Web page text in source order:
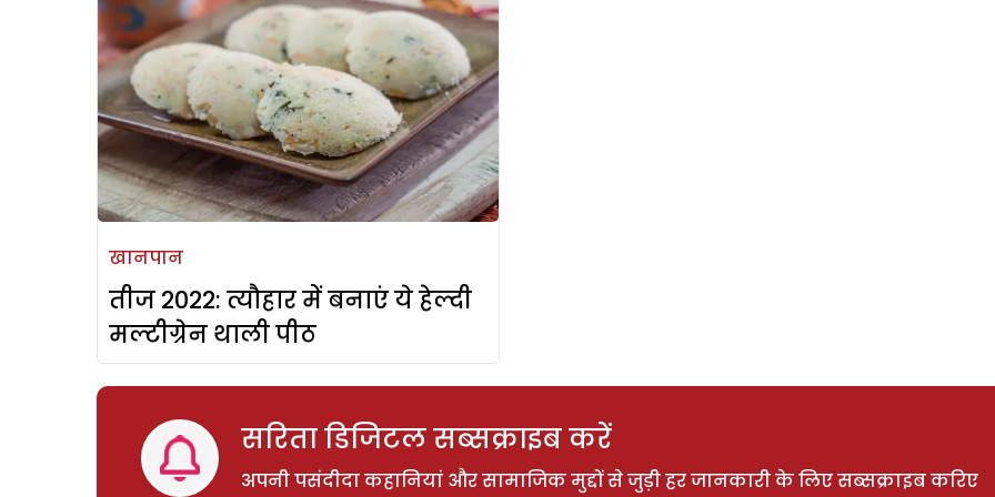
खानपान
तीज 2022: त्यौहार में बनाएं ये हेल्दी
मल्टीग्रेन थाली पीठ
सरिता डिजिटल सब्सक्राइब करें
अपनी पसंदीदा कहानियां और सामाजिक मुद्दों से जुड़ी हर जानकारी के लिए सब्सक्राइब करिए